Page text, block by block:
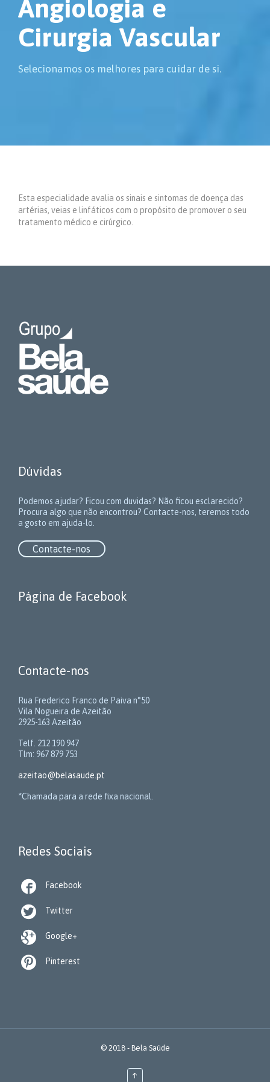
Angiologia e
Cirurgia Vascular
Selecionamos os melhores para cuidar de si.
Esta especialidade avalia os sinais e sintomas de doença das
artérias, veias e linfáticos com o propósito de promover o seu
tratamento médico e cirúrgico.
Dúvidas
Podemos ajudar? Ficou com duvidas? Não ficou esclarecido?
Procura algo que não encontrou? Contacte-nos, teremos todo
a gosto em ajuda-lo.
Contacte-nos
Página de Facebook
Contacte-nos
Rua Frederico Franco de Paiva n°50
Vila Nogueira de Azeitão
2925-163 Azeitão
Telf. 212 190 947
Tlm: 967 879 753
azeitao@belasaude.pt
*Chamada para a rede fixa nacional.
Redes Sociais
 Facebook
 Twitter
 Google+
 Pinterest
© 2018 - Bela Saúde
↑